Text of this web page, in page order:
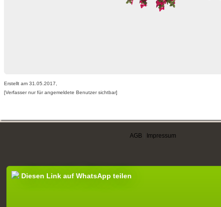
Erstellt am 31.05.2017,
[Verfasser nur für angemeldete Benutzer sichtbar]
AGB Impressum
Diesen Link auf WhatsApp teilen